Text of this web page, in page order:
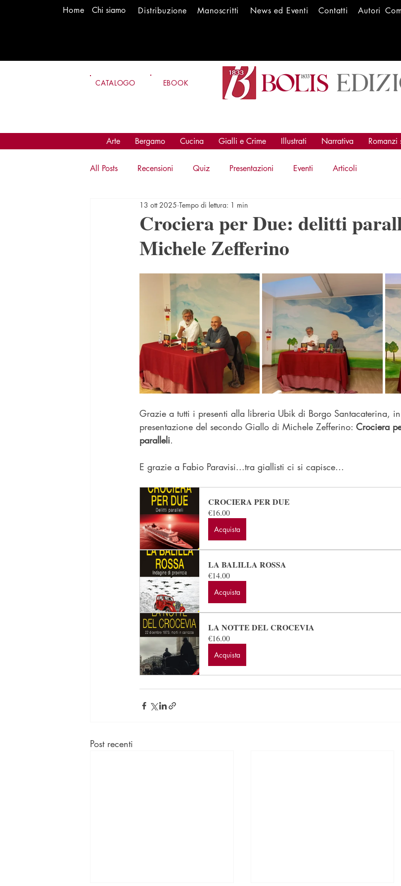
Home Chi siamo Distribuzione Manoscritti News ed Eventi Contatti Autori
CATALOGO EBOOK
Arte Bergamo Cucina Gialli e Crime Illustrati Narrativa Romanzi
All Posts Recensioni Quiz Presentazioni Eventi Articoli
Crociera per Due: delitti
Michele Zefferino
13 ott 2025 Tempo di lettura: 1 min
Grazie a tutti i presenti alla libreria Ubik di Borgo Santacaterina,
presentazione del secondo Giallo di Michele Zefferino: Crociera
paralleli.
E grazie a Fabio Paravisi...tra giallisti ci si capisce...
CROCIERA PER DUE
€16.00
Acquista
LA BALILLA ROSSA
€14.00
Acquista
LA NOTTE DEL CROCEVIA
€16.00
Acquista
Post recenti